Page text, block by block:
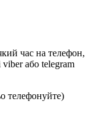
час на телефон,
або telegram
телефонуйте)